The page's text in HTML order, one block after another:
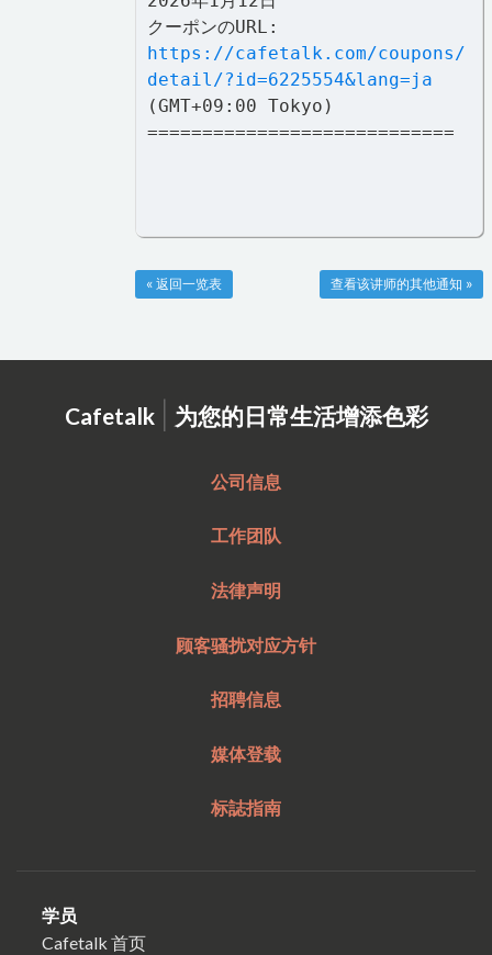
クーポンのURL:
https://cafetalk.com/coupons/
detail/?id=6225554&lang=ja
(GMT+09:00 Tokyo)
============================
查看该讲师的其他通知 »
« 返回一览表
Cafetalk | 为您的日常生活增添色彩
公司信息
工作团队
法律声明
顾客骚扰对应方针
招聘信息
媒体登载
标誌指南
学员
Cafetalk 首页